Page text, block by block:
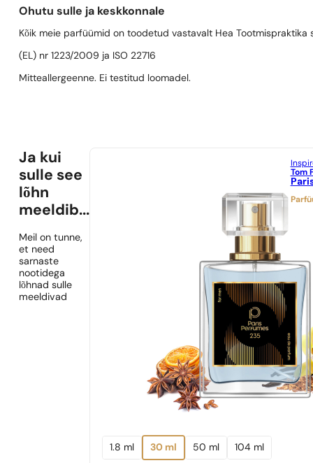
Ohutu sulle ja keskkonnale
Kõik meie parfüümid on toodetud vastavalt Hea Tootmispraktika
(EL) nr 1223/2009 ja ISO 22716
Mitteallergeenne. Ei testitud loomadel.
Ja kui
sulle see
lõhn
meeldib...
Meil on tunne,
et need
sarnaste
nootidega
lõhnad sulle
meeldivad
Tom
1.8 ml 30 ml 50 ml 104 ml